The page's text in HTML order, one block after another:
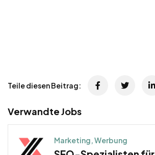
Teile diesen Beitrag:
Verwandte Jobs
Marketing, Werbung